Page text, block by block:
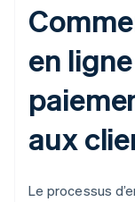
en
aux
Le processus